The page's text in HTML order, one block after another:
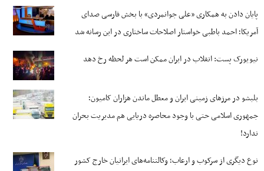
پایان دادن به همکاری «علی جوانمردی» با بخش فارسی صدای
آمریکا؛ احمد باطبی خواستار اصلاحات ساختاری در این رسانه شد
نیویورک پست: انقلاب در ایران ممکن است هر لحظه رخ دهد
بلبشو در مرزهای زمینی ایران و معطل ماندن هزاران کامیون؛
جمهوری اسلامی حتی با وجود محاصره دریایی هم مدیریت بحران
ندارد!
نوع دیگری از سرکوب و ارعاب؛ وکالتنامه‌های ایرانیان خارج کشور